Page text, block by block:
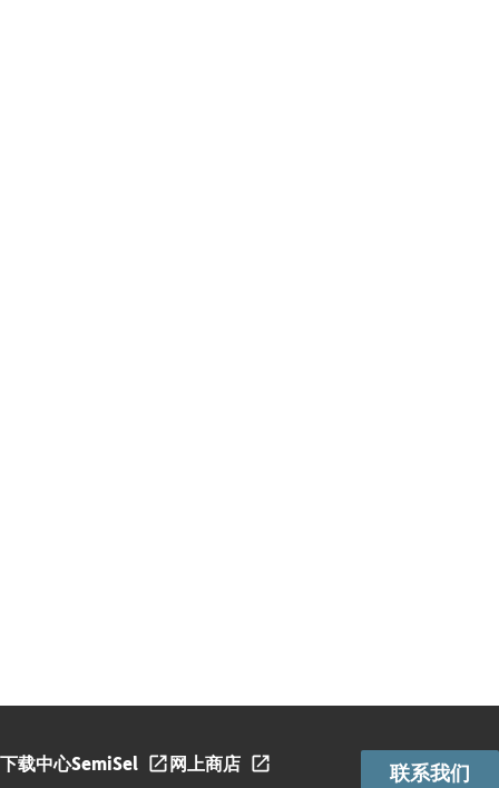
下载中心SemiSel
网上商店
联系我们